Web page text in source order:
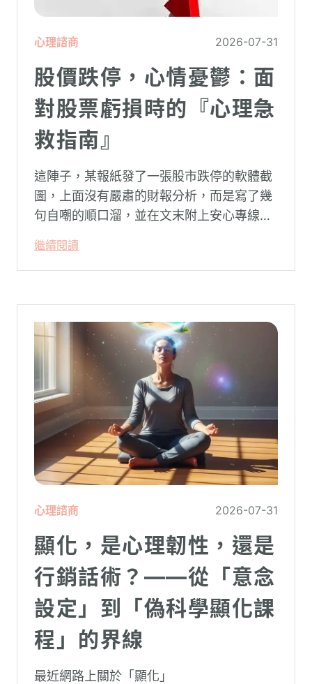
心理諮商 2026-07-31
股價跌停，心情憂鬱：面
對股票虧損時的『心理急
救指南』
這陣子，某報紙發了一張股市跌停的軟體截
圖，上面沒有嚴肅的財報分析，而是寫了幾
句自嘲的順口溜，並在文末附上安心專線與
被廣泛轉載。對許多投資人而言，螢幕上下
跌的數字背後，實質連結的是個人的財務壓
繼續閱讀
心理諮商 2026-07-31
顯化，是心理韌性，還是
行銷話術？——從「意念
設定」到「偽科學顯化課
程」的界線
最近網路上關於「顯化」